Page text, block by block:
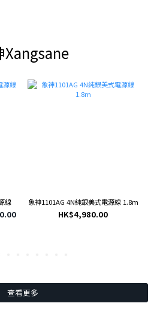
Xangsane
線 象神1101AG 4N純銀美式電源線 1.8m
HK$4,980.00
查看更多